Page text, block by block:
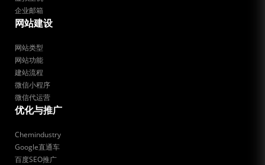
企业邮箱
网站建设
网站类型
网站功能
建站流程
微信小程序
微信代运营
优化与推广
Chemindustry
Google直通车
百度SEO推广